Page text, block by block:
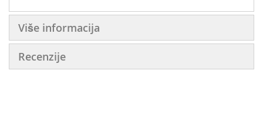
Više informacija
Recenzije